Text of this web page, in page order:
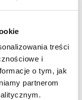
treści
i
o tym, jak
partnerom